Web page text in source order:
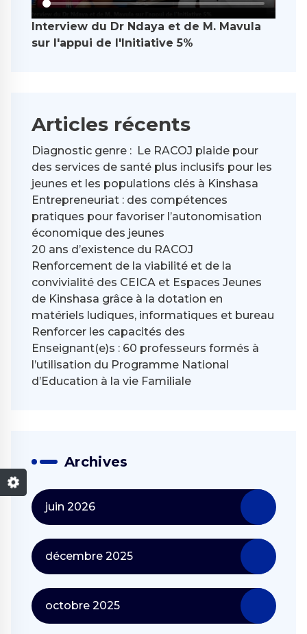
Interview du Dr Ndaya et de M. Mavula
sur l'appui de l'Initiative 5%
Articles récents
Diagnostic genre : Le RACOJ plaide pour
des services de santé plus inclusifs pour les
jeunes et les populations clés à Kinshasa
Entrepreneuriat : des compétences
pratiques pour favoriser l’autonomisation
économique des jeunes
20 ans d’existence du RACOJ
Renforcement de la viabilité et de la
convivialité des CEICA et Espaces Jeunes
de Kinshasa grâce à la dotation en
matériels ludiques, informatiques et bureau
Renforcer les capacités des
Enseignant(e)s : 60 professeurs formés à
l’utilisation du Programme National
d’Education à la vie Familiale
Archives
juin 2026
décembre 2025
octobre 2025